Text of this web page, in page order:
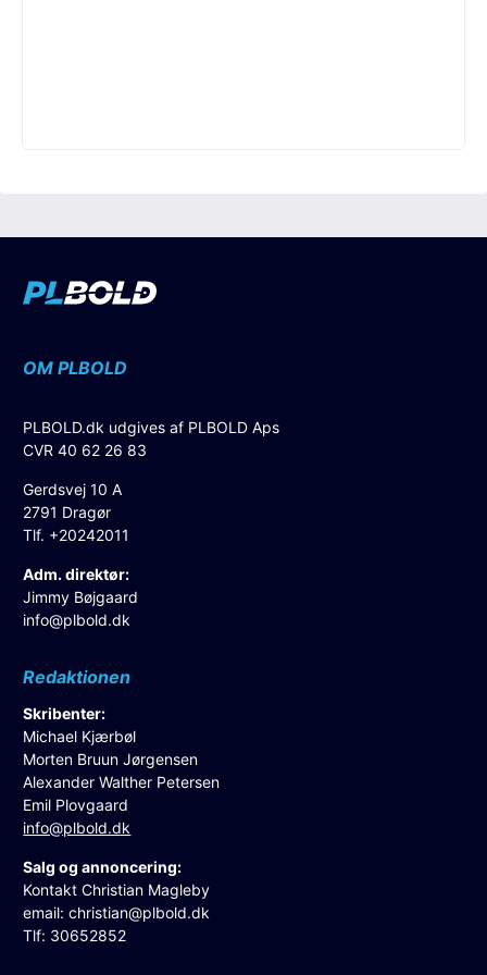
OM PLBOLD
PLBOLD.dk udgives af PLBOLD Aps
CVR 40 62 26 83
Gerdsvej 10 A
2791 Dragør
Tlf. +20242011
Adm. direktør:
Jimmy Bøjgaard
info@plbold.dk
Redaktionen
Skribenter:
Michael Kjærbøl
Morten Bruun Jørgensen
Alexander Walther Petersen
Emil Plovgaard
info@plbold.dk
Salg og annoncering:
Kontakt Christian Magleby
email:christian@plbold.dk
Tlf: 30652852